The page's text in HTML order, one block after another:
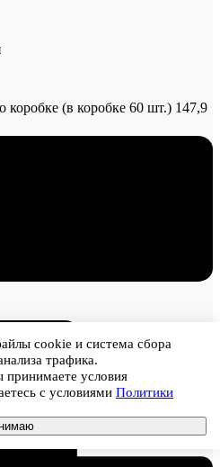
коробке (в коробке 60 шт.) 147,9
cookie и система сбора
трафика.
принимаете условия
с условиями Политики